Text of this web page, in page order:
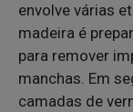
envolve várias
madeira é
para remover
manchas. Em
camadas de